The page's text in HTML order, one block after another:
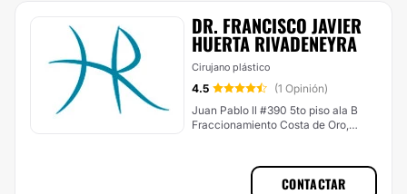
DR. FRANCISCO JAVIER
HUERTA RIVADENEYRA
Cirujano plástico
4.5
(1 Opinión)
Juan Pablo ll #390 5to piso ala B
Fraccionamiento Costa de Oro,
CONTACTAR